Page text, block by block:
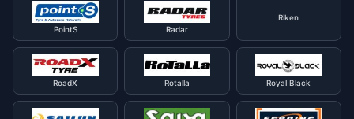
PointS Radar
Riken
RoadX Rotalla Royal Black